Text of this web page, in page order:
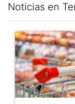
Noticias en
Un artículo de